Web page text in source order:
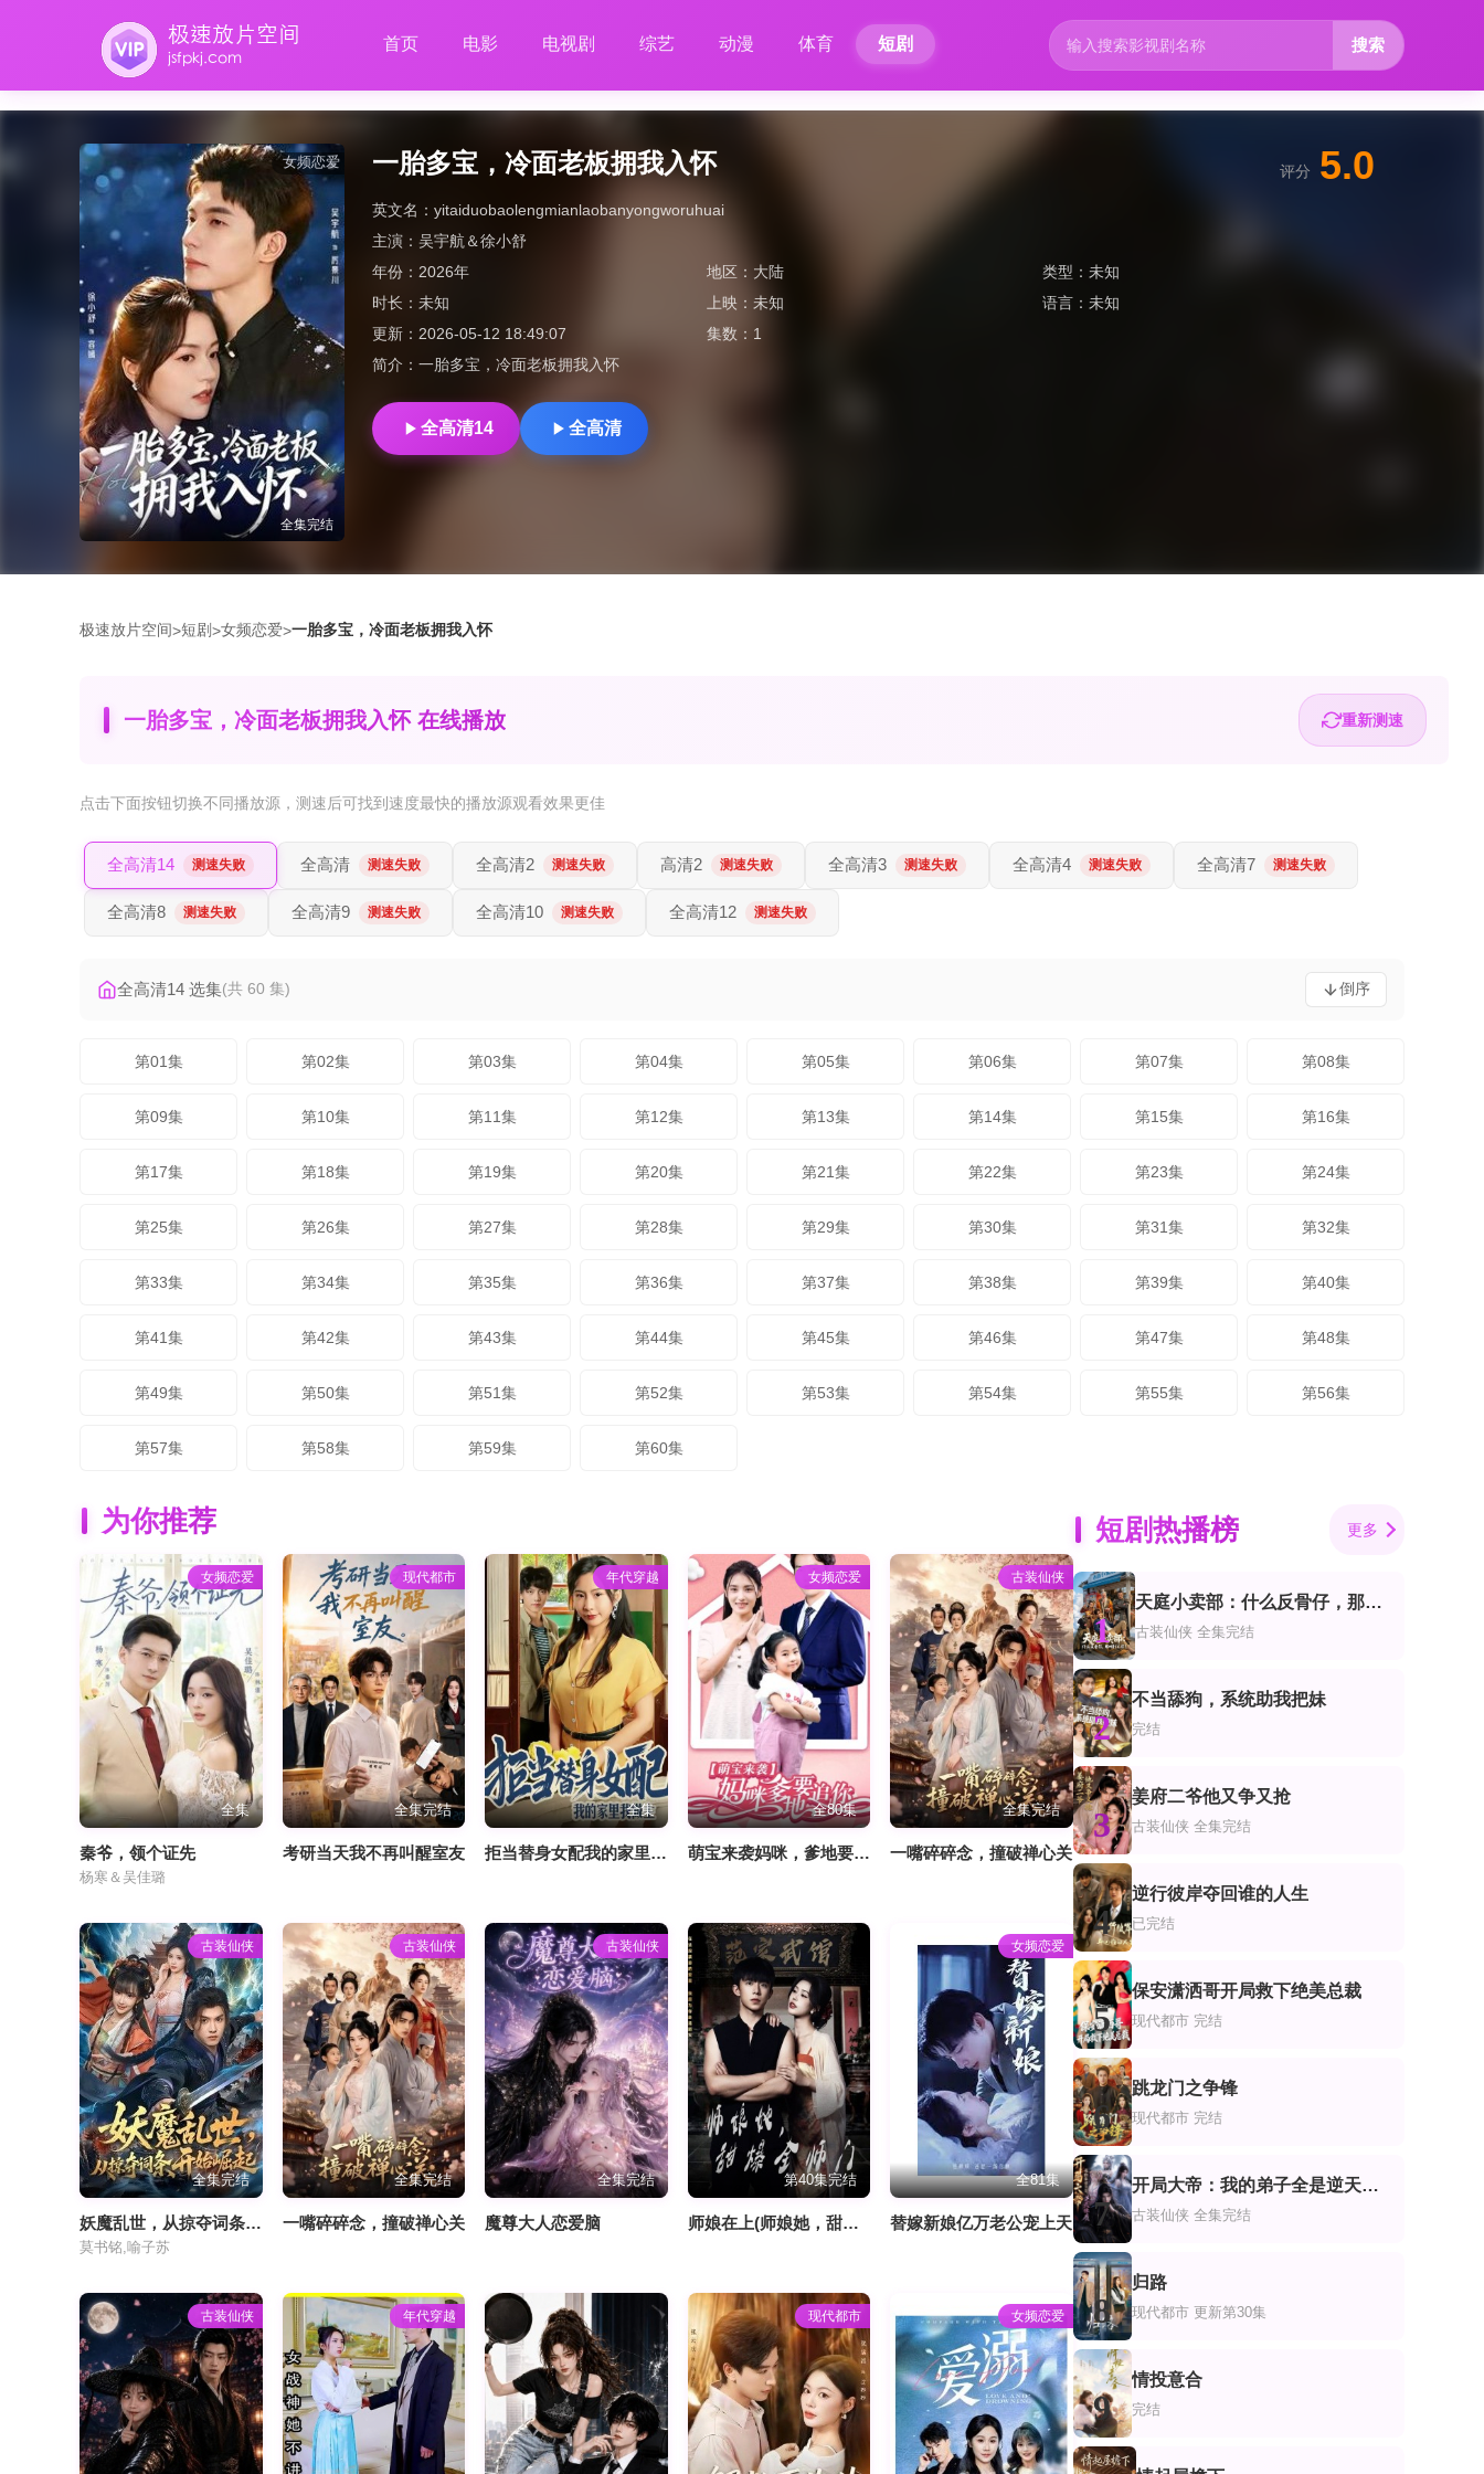
首页 电影 电视剧 综艺 动漫 体育 短剧 搜索
女频恋爱
全集完结
一胎多宝，冷面老板拥我入怀
英文名： yitaiduobaolengmianlaobanyongworuhuai
主演： 吴宇航＆徐小舒
年份： 2026年 地区： 大陆 类型： 未知
时长： 未知 上映：未知 语言： 未知
更新： 2026-05-12 18:49:07 集数： 1
简介： 一胎多宝，冷面老板拥我入怀
评分 5.0
全高清14 全高清
极速放片空间>短剧>女频恋爱>一胎多宝，冷面老板拥我入怀
一胎多宝，冷面老板拥我入怀 在线播放 重新测速
点击下面按钮切换不同播放源 ，测速后可找到速度最快的播放源观看效果更佳
全高清14 测速失败 全高清 测速失败 全高清2 测速失败 高清2 测速失败 全高清3 测速失败 全高清4 测速失败 全高清7 测速失败
全高清8 测速失败 全高清9 测速失败 全高清10 测速失败 全高清12 测速失败
全高清14 选集(共 60 集) 倒序
第01集 第02集 第03集 第04集 第05集 第06集 第07集 第08集
第09集 第10集 第11集 第12集 第13集 第14集 第15集 第16集
第17集 第18集 第19集 第20集 第21集 第22集 第23集 第24集
第25集 第26集 第27集 第28集 第29集 第30集 第31集 第32集
第33集 第34集 第35集 第36集 第37集 第38集 第39集 第40集
第41集 第42集 第43集 第44集 第45集 第46集 第47集 第48集
第49集 第50集 第51集 第52集 第53集 第54集 第55集 第56集
第57集 第58集 第59集 第60集
为你推荐
女频恋爱
全集
秦爷，领个证先
杨寒＆吴佳璐
现代都市
全集完结
考研当天我不再叫醒室友
年代穿越
全集
拒当替身女配我的家里我做主
女频恋爱
全80集
萌宝来袭妈咪，爹地要追你
古装仙侠
全集完结
一嘴碎碎念，撞破禅心关
古装仙侠
全集完结
妖魔乱世，从掠夺词条开始崛起
莫书铭,喻子苏
古装仙侠
全集完结
一嘴碎碎念，撞破禅心关
古装仙侠
全集完结
魔尊大人恋爱脑
第40集完结
师娘在上(师娘她，甜爆全师门)
女频恋爱
全81集
替嫁新娘亿万老公宠上天
古装仙侠 年代穿越 现代都市 女频恋爱
短剧热播榜 更多
1
天庭小卖部：什么反骨仔，那叫打工仔！
古装仙侠 全集完结
2
不当舔狗，系统助我把妹
完结
3
姜府二爷他又争又抢
古装仙侠 全集完结
4
逆行彼岸夺回谁的人生
已完结
5
保安潇洒哥开局救下绝美总裁
现代都市 完结
6
跳龙门之争锋
现代都市 完结
7
开局大帝：我的弟子全是逆天体质
古装仙侠 全集完结
8
归路
现代都市 更新第30集
9
情投意合
完结